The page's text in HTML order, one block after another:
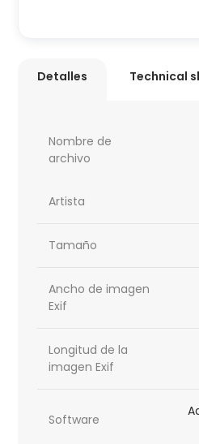
Detalles Technical
Nombre de
archivo
Artista
Tamaño
Ancho de imagen
Exif
Longitud de la
imagen Exif
Software